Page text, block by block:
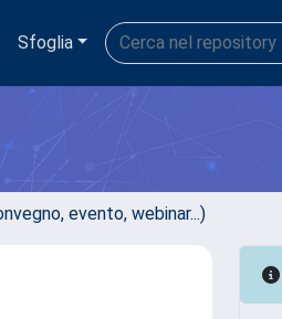
Sfoglia
evento, webinar...)